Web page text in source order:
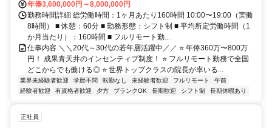
年俸3,600,000円～8,000,000円
勤務時間詳細 総労働時間：1ヶ月あたり160時間 10:00〜19:00（実働
8時間） ■ 休憩：60分 ■ 勤務形態：シフト制 ■ 平均所定労働時間（1
か月当たり）：160時間 ■ フルリモート勤...
仕事内容 ＼＼20代～30代の若年層活躍中／／ ⭐ 年俸360万〜800万
円！ 成果青天井のインセンティブ制度！ ⭐ フルリモート勤務で全国
どこからでも働ける◎ ⭐ 世界トップクラスの院長が率いる...
業界未経験者歓迎 学歴不問 転勤なし 未経験者歓迎 フルリモート
午前
経験者歓迎
有資格者歓迎 夕方 ブランクOK 長期歓迎 シフト制 長期休暇あり
正社員